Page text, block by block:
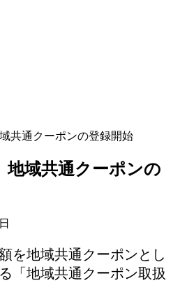
共通クーポンの登録開始
域共通クーポンの
を地域共通クーポンとし
「地域共通クーポン取扱